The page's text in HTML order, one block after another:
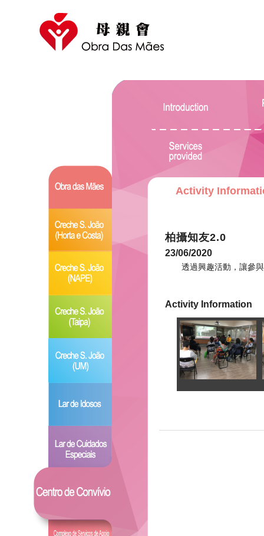
Activity
柏攝知友2.0
23/06/2020
透過興趣活動，讓參
Activity Information